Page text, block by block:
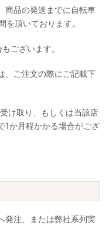
商品の発送までに自転車
頂いております。
ございます。
、ご注文の際にご記載下
け取り、もしくは当該店
1か月程かかる場合がござ
発注、または弊社系列実